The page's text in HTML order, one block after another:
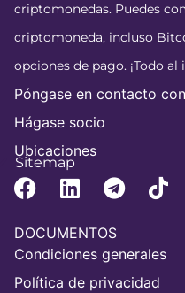
criptomonedas. Puedes
criptomoneda, incluso
opciones de pago. ¡Todo al
Póngase en contacto con
Hágase socio
Ubicaciones
Sitemap
DOCUMENTOS
Condiciones generales
Política de privacidad